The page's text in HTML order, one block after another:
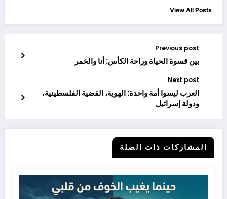
View All Posts
Previous post
بين قسوة الحياة وراحة الكأس: أنا والخمر
Next post
العرب ليسوا أمة واحدة: الهوية، القضية الفلسطينية،
ودولة إسرائيل
المشاركات ذات الصلة